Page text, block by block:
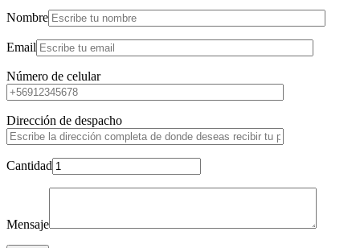
Nombre
Email
Número de celular
Dirección de despacho
Cantidad
Mensaje